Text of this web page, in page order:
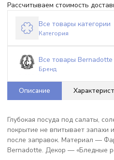
Рассчитываем стоимость
Все товары категории
Категория
Все товары Bernadotte
Бренд
Описание
Глубокая посуда под салаты,
покрытие не впитывает запахи
после заправок. Материал —
Bernadotte. Декор — «Бледные